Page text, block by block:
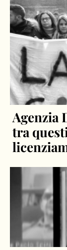
Agenzia
tra